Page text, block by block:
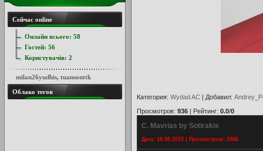
Категория: Wydad AC | Добавил:
Просмотров: 936 | Рейтинг: 0.0/0
C. Mavrias by Sotirakis
Дата: 18.05.2015 | Просмотров: 2366
Сейчас online
Онлайн всього: 58
Гостей: 56
Користувачів: 2
milan26yudhis, tuansonttk
Облако тегов